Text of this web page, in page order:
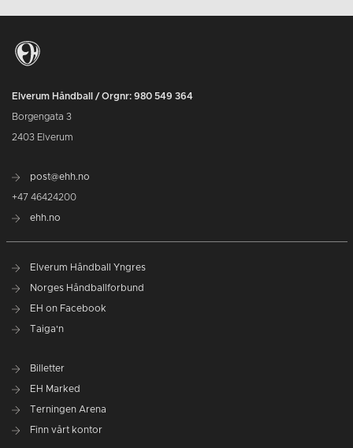
Elverum Håndball / Orgnr: 980 549 364
Borgengata 3
2403 Elverum
post@ehh.no
+47 46424200
ehh.no
Elverum Håndball Yngres
Norges Håndballforbund
EH on Facebook
Taiga'n
Billetter
EH Marked
Terningen Arena
Finn vårt kontor